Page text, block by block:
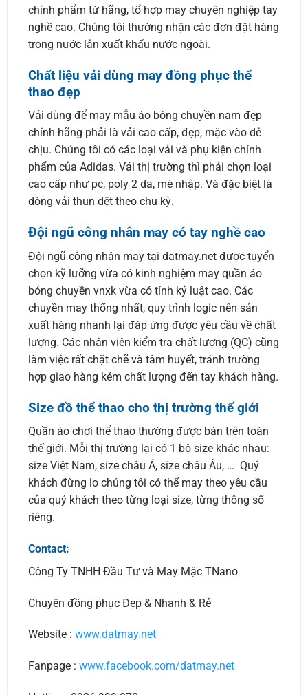
chính phẩm từ hãng, tổ hợp may chuyên nghiệp tay
nghề cao. Chúng tôi thường nhận các đơn đặt hàng
trong nước lẫn xuất khẩu nước ngoài.
Chất liệu vải dùng may đồng phục thể
thao đẹp
Vải dùng để may mẫu áo bóng chuyền nam đẹp
chính hãng phải là vải cao cấp, đẹp, mặc vào dễ
chịu. Chúng tôi có các loại vải và phụ kiện chính
phẩm của Adidas. Vải thị trường thì phải chọn loại
cao cấp như pc, poly 2 da, mè nhập. Và đặc biệt là
dòng vải thun dệt theo chu kỳ.
Đội ngũ công nhân may có tay nghề cao
Đội ngũ công nhân may tại datmay.net được tuyển
chọn kỹ lưỡng vừa có kinh nghiệm may quần áo
bóng chuyền vnxk vừa có tính kỷ luật cao. Các
chuyền may thống nhất, quy trình logic nên sản
xuất hàng nhanh lại đáp ứng được yêu cầu về chất
lượng. Các nhân viên kiểm tra chất lượng (QC) cũng
làm việc rất chặt chẽ và tâm huyết, tránh trường
hợp giao hàng kém chất lượng đến tay khách hàng.
Size đồ thể thao cho thị trường thế giới
Quần áo chơi thể thao thường được bán trên toàn
thế giới. Mỗi thị trường lại có 1 bộ size khác nhau:
size Việt Nam, size châu Á, size châu Âu, … Quý
khách đừng lo chúng tôi có thể may theo yêu cầu
của quý khách theo từng loại size, từng thông số
riêng.
Contact:
Công Ty TNHH Đầu Tư và May Mặc TNano
Chuyên đồng phục Đẹp & Nhanh & Rẻ
Website : www.datmay.net
Fanpage : www.facebook.com/datmay.net